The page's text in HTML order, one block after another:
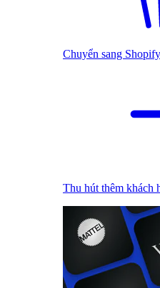
Chuyển sang Shopify
Thu hút thêm khách